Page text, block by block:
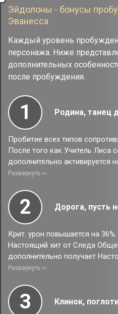
Эйдолоны - бонусы
Эванесса
Каждый уровень
персонажа. Ниже
дополнительных
после пробуждения.
1 Родина, танец
Пробитие всех типов
После того как Учитель Лиса
дополнительно активируется
Радости дополнительно даёт
Развернуть
2 Дорога, пусть
Крит. урон повышается на
Настоящий хит от Следа
дополнительно получает
от количества Настоящего
Развернуть
3 Клинок,